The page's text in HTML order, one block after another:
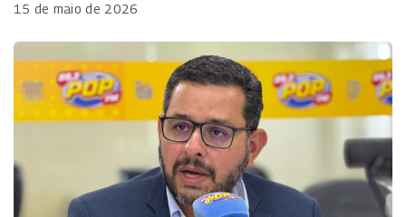
15 de maio de 2026